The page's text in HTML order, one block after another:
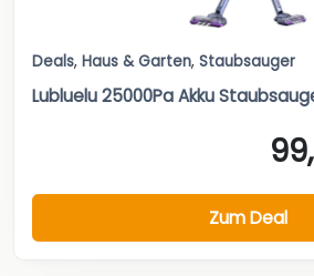
Deals, Haus & Garten, Staubsauger
Lubluelu 25000Pa Akku
Zum Deal